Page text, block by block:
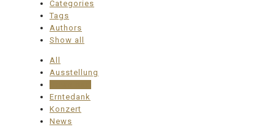
Categories
Tags
Authors
Show all
All
Ausstellung
Erntedank
Konzert
News